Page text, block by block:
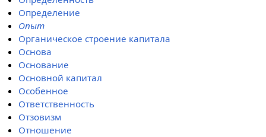
Определение
Опыт
Органическое строение капитала
Основа
Основание
Основной капитал
Особенное
Ответственность
Отзовизм
Отношение